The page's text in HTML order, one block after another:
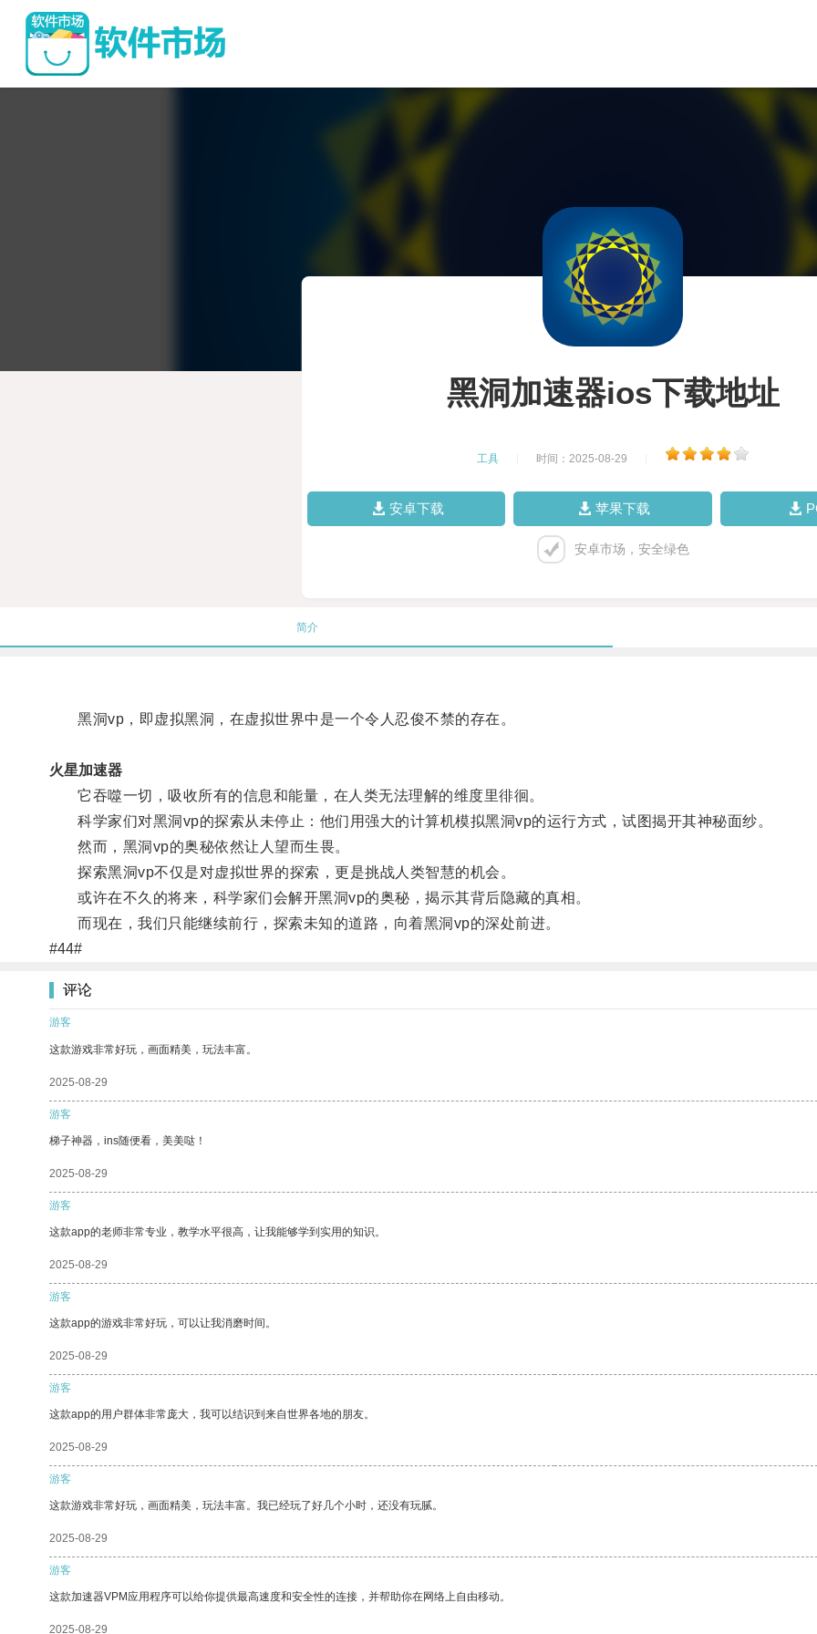
黑洞加速器ios下载地址
工具 时间：2025-08-29
安卓下载 苹果下载
安卓市场，安全绿色
简介
黑洞vp，即虚拟黑洞，在虚拟世界中是一个令人忍俊不禁的存在。
火星加速器
它吞噬一切，吸收所有的信息和能量，在人类无法理解的维度里徘徊。
科学家们对黑洞vp的探索从未停止：他们用强大的计算机模拟黑洞vp的运行方式，试图揭开其神秘面纱。
然而，黑洞vp的奥秘依然让人望而生畏。
探索黑洞vp不仅是对虚拟世界的探索，更是挑战人类智慧的机会。
或许在不久的将来，科学家们会解开黑洞vp的奥秘，揭示其背后隐藏的真相。
而现在，我们只能继续前行，探索未知的道路，向着黑洞vp的深处前进。
#44#
评论
游客
这款游戏非常好玩，画面精美，玩法丰富。
2025-08-29
游客
梯子神器，ins随便看，美美哒！
2025-08-29
游客
这款app的老师非常专业，教学水平很高，让我能够学到实用的知识。
2025-08-29
游客
这款app的游戏非常好玩，可以让我消磨时间。
2025-08-29
游客
这款app的用户群体非常庞大，我可以结识到来自世界各地的朋友。
2025-08-29
游客
这款游戏非常好玩，画面精美，玩法丰富。我已经玩了好几个小时，还没有玩腻。
2025-08-29
游客
这款加速器VPM应用程序可以给你提供最高速度和安全性的连接，并帮助你在网络上自由移动。
2025-08-29